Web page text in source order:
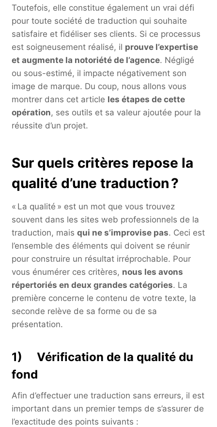
Toutefois, elle constitue également un vrai défi
pour toute société de traduction qui souhaite
satisfaire et fidéliser ses clients. Si ce processus
est soigneusement réalisé, il prouve l’expertise
et augmente la notoriété de l’agence. Négligé
ou sous-estimé, il impacte négativement son
image de marque. Du coup, nous allons vous
montrer dans cet article les étapes de cette
opération, ses outils et sa valeur ajoutée pour la
réussite d’un projet.
Sur quels critères repose la
qualité d’une traduction ?
« La qualité » est un mot que vous trouvez
souvent dans les sites web professionnels de la
traduction, mais qui ne s’improvise pas. Ceci est
l’ensemble des éléments qui doivent se réunir
pour construire un résultat irréprochable. Pour
vous énumérer ces critères, nous les avons
répertoriés en deux grandes catégories. La
première concerne le contenu de votre texte, la
seconde relève de sa forme ou de sa
présentation.
1) Vérification de la qualité du
fond
Afin d’effectuer une traduction sans erreurs, il est
important dans un premier temps de s’assurer de
l’exactitude des points suivants :